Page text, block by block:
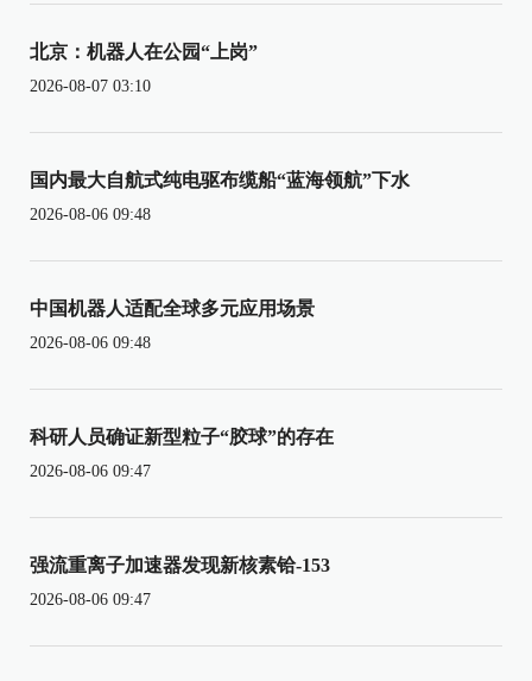
北京：机器人在公园“上岗”
2026-08-07 03:10
国内最大自航式纯电驱布缆船“蓝海领航”下水
2026-08-06 09:48
中国机器人适配全球多元应用场景
2026-08-06 09:48
科研人员确证新型粒子“胶球”的存在
2026-08-06 09:47
强流重离子加速器发现新核素铪-153
2026-08-06 09:47